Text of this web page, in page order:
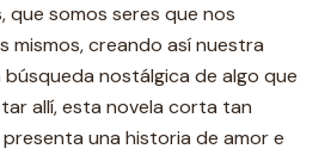
que somos seres que nos
mismos, creando así nuestra
búsqueda nostálgica de algo que
allí, esta novela corta tan
una historia de amor e